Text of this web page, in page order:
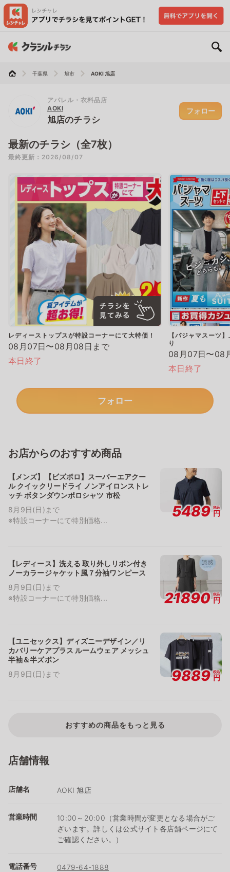
千葉県 旭市 AOKI 旭店
アパレル・衣料品店
AOKI
旭店のチラシ
フォロー
最新のチラシ（全7枚）
最終更新：2026/08/07
レディーストップスが特設コーナーにて大特価！
08月07日〜08月08日まで
本日終了
【パジャマスーツ
り
08月07日〜08
本日終了
フォロー
お店からのおすすめ商品
【メンズ】【ビズポロ】スーパーエアクー
ル クイックリードライ ノンアイロンストレ
ッチ ボタンダウンポロシャツ 市松
8月9日(日)まで
※特設コーナーにて特別価格...
5489 税込
円
【レディース】洗える 取り外しリボン付き
ノーカラージャケット風７分袖ワンピース
8月9日(日)まで
※特設コーナーにて特別価格...
21890 税込
円
【ユニセックス】ディズニーデザイン／リ
カバリーケアプラス ルームウェア メッシュ
半袖＆半ズボン
8月9日(日)まで
9889 税込
円
おすすめの商品をもっと見る
店舗情報
店舗名 AOKI 旭店
営業時間
10:00～20:00（営業時間が変更となる場合がご
ざいます。詳しくは公式サイト各店舗ページにて
ご確認ください。）
電話番号 0479-64-1888